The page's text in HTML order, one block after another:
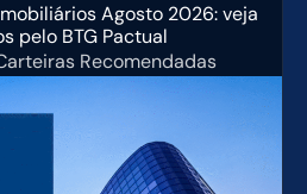
Agosto 2026: veja
pelo BTG Pactual
Recomendadas